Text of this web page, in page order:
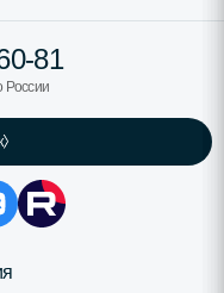
81
России